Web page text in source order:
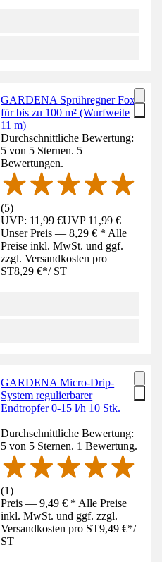
GARDENA Sprühregner Fox
für bis zu 100 m² (Wurfweite
11 m)
Durchschnittliche Bewertung:
5 von 5 Sternen. 5
Bewertungen.
(5)
UVP: 11,99 €UVP11,99 €
Unser Preis — 8,29 € * Alle
Preise inkl. MwSt. und ggf.
zzgl. Versandkosten pro
ST8,29 €*/ ST
GARDENA Micro-Drip-
System regulierbarer
Endtropfer 0-15 l/h 10 Stk.
Durchschnittliche Bewertung:
5 von 5 Sternen. 1 Bewertung.
(1)
Preis — 9,49 € * Alle Preise
inkl. MwSt. und ggf. zzgl.
Versandkosten pro ST9,49 €*/
ST